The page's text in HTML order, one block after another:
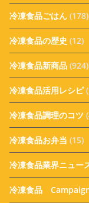
冷凍食品ごはん (178)
冷凍食品の歴史 (12)
冷凍食品新商品 (924)
冷凍食品活用レシピ
冷凍食品調理のコツ
冷凍食品お弁当 (15)
冷凍食品業界ニュー
冷凍食品